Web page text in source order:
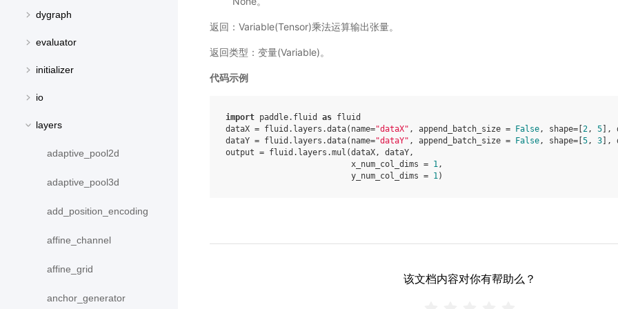
dygraph
evaluator
initializer
io
layers
adaptive_pool2d
adaptive_pool3d
add_position_encoding
affine_channel
affine_grid
anchor_generator
返回：Variable(Tensor)乘法运算输出张量。
返回类型：变量(Variable)。
代码示例
import paddle.fluid as fluid
dataX = fluid . layers .data( name="dataX" , append_batch_size = False, shape= 2, 5 ],
dataY = fluid . layers .data( name="dataY" , append_batch_size = False, shape= 5, 3 ],
output = fluid . layers .mul (dataX, dataY,
x_num_col_dims = 1,
y_num_col_dims = 1)
该文档内容对你有帮助么？